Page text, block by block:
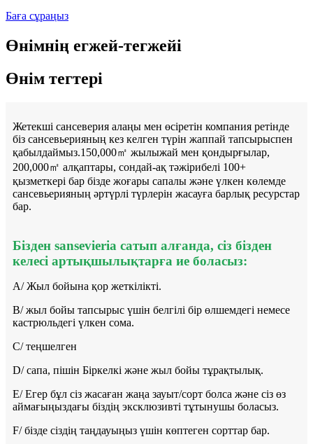
Баға сұраңыз
Өнімнің егжей-тегжейі
Өнім тегтері
Жетекші сансеверия алаңы мен өсіретін компания ретінде
біз сансевьерияның кез келген түрін жаппай тапсырыспен
қабылдаймыз.150,000㎡ жылыжай мен қондырғылар,
200,000㎡ алқаптары, сондай-ақ тәжірибелі 100+
қызметкері бар бізде жоғары сапалы және үлкен көлемде
сансевьерияның әртүрлі түрлерін жасауға барлық ресурстар
бар.
Бізден sansevieria сатып алғанда, сіз бізден
келесі артықшылықтарға ие боласыз:
A/ Жыл бойына қор жеткілікті.
B/ жыл бойы тапсырыс үшін белгілі бір өлшемдегі немесе
кастрюльдегі үлкен сома.
C/ теңшелген
D/ сапа, пішін Біркелкі және жыл бойы тұрақтылық.
E/ Егер бұл сіз жасаған жаңа зауыт/сорт болса және сіз өз
аймағыңыздағы біздің эксклюзивті тұтынушы боласыз.
F/ бізде сіздің таңдауыңыз үшін көптеген сорттар бар.